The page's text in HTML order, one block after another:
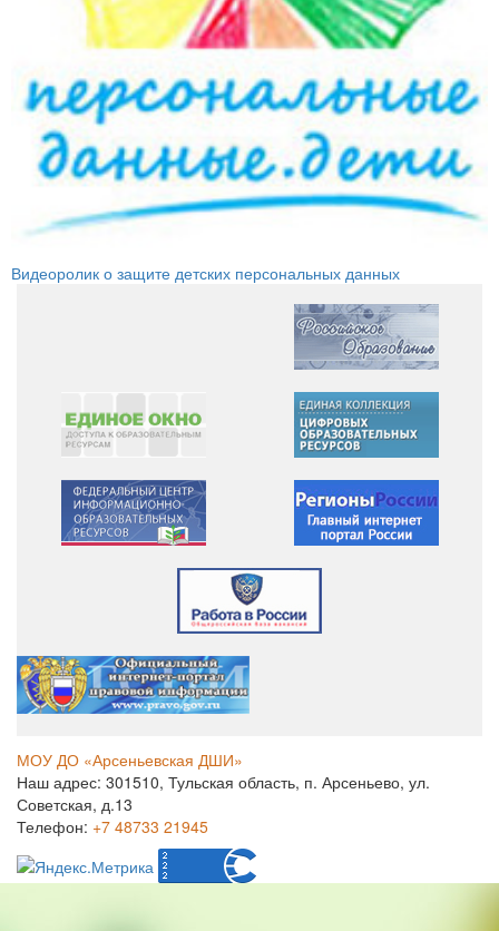
Видеоролик о защите детских персональных данных
МОУ ДО «Арсеньевская ДШИ»
Наш адрес: 301510, Тульская область, п. Арсеньево, ул.
Советская, д.13
Телефон: +7 48733 21945